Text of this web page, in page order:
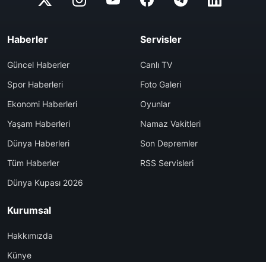
Haberler
Güncel Haberler
Spor Haberleri
Ekonomi Haberleri
Yaşam Haberleri
Dünya Haberleri
Tüm Haberler
Dünya Kupası 2026
Servisler
Canlı TV
Foto Galeri
Oyunlar
Namaz Vakitleri
Son Depremler
RSS Servisleri
Kurumsal
Hakkımızda
Künye